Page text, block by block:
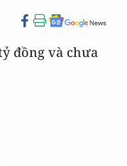
đồng và chưa